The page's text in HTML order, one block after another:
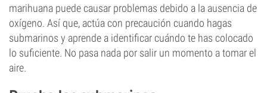
marihuana puede causar problemas debido a la ausencia de
oxígeno. Así que, actúa con precaución cuando hagas
submarinos y aprende a identificar cuándo te has colocado
lo suficiente. No pasa nada por salir un momento a tomar el
aire.